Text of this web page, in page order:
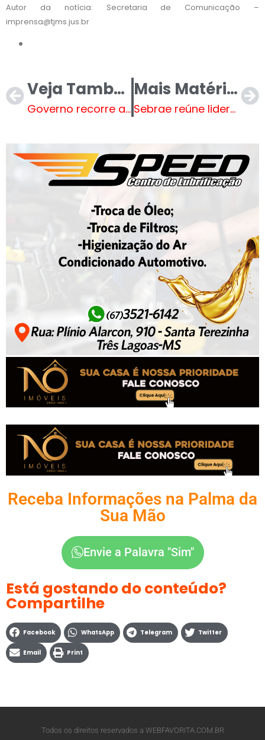
Autor da notícia: Secretaria de Comunicação –
imprensa@tjms.jus.br
Veja Também
Governo recorre ao STF e afirma não ter capacidade técnica para impedir uso do Bolsa Família em bets
Mais Matérias
Sebrae reúne lideranças da Costa Leste para discutir desenvolvimento sustentável
Receba Informações na Palma da
Sua Mão
Envie a Palavra "Sim"
Está gostando do conteúdo?
Compartilhe
Facebook WhatsApp Telegram Twitter
Email Print
Todos os direitos reservados a WEBFAVORITA.COM.BR